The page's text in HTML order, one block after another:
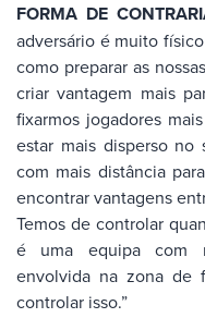
FORMA DE
adversário é muito
como preparar as
criar vantagem mais
fixarmos jogadores
estar mais disperso
com mais distância
encontrar vantagens
Temos de controlar
é uma equipa com
envolvida na zona de
controlar isso.”